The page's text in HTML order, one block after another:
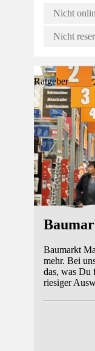
Nicht
Nicht
Ratgeber
Baumarkt
mehr. Bei
das, was Du
riesiger